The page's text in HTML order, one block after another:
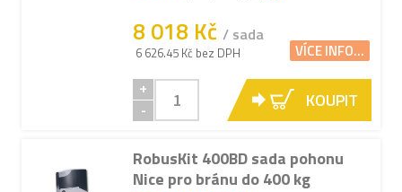
8 018 Kč / sada
6 626.45 Kč bez DPH VÍCE INFO...
+
-
KOUPIT
RobusKit 400BD sada pohonu
Nice pro bránu do 400 kg